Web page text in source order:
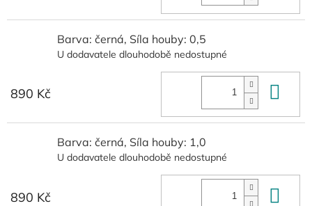
Barva: černá, Síla houby: 0,5
U dodavatele dlouhodobě nedostupné
890 Kč
Barva: černá, Síla houby: 1,0
U dodavatele dlouhodobě nedostupné
890 Kč